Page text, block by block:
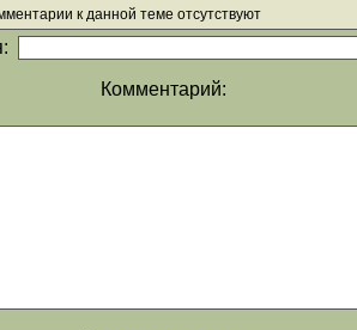
к данной теме отсутствуют
Комментарий: